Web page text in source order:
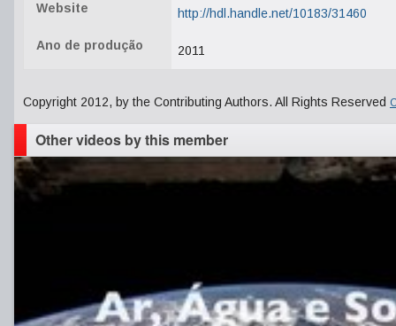
Website http://hdl.handle.net/10183/31460
Ano de produção 2011
Copyright 2012, by the Contributing Authors. All Rights Reserved
Other videos by this member